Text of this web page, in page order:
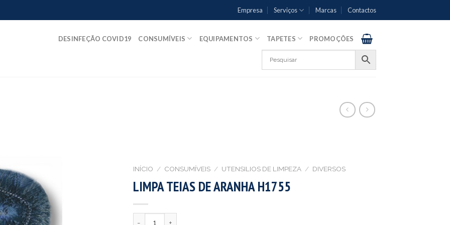
Empresa Serviços Marcas Contactos
DESINFEÇÃO COVID19 CONSUMÍVEIS EQUIPAMENTOS TAPETES PROMOÇÕES
INÍCIO / CONSUMÍVEIS / UTENSILIOS DE LIMPEZA / DIVERSOS
LIMPA TEIAS DE ARANHA H1755